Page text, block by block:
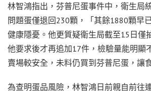
林智鴻指出，芬普尼蛋事件中，衛生局
問題蛋僅退回230顆，「其餘1880顆早
健康隱憂。他更質疑衛生局截至15日僅
他要求後才再追加17件，檢驗量能明顯
賣場較安全，未料仍買到芬普尼蛋，讓
為查明蛋品風險，林智鴻日前親自前往